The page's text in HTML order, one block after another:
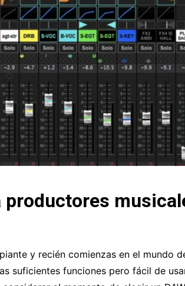
productores
y recién comienzas en el mundo
suficientes funciones pero fácil de